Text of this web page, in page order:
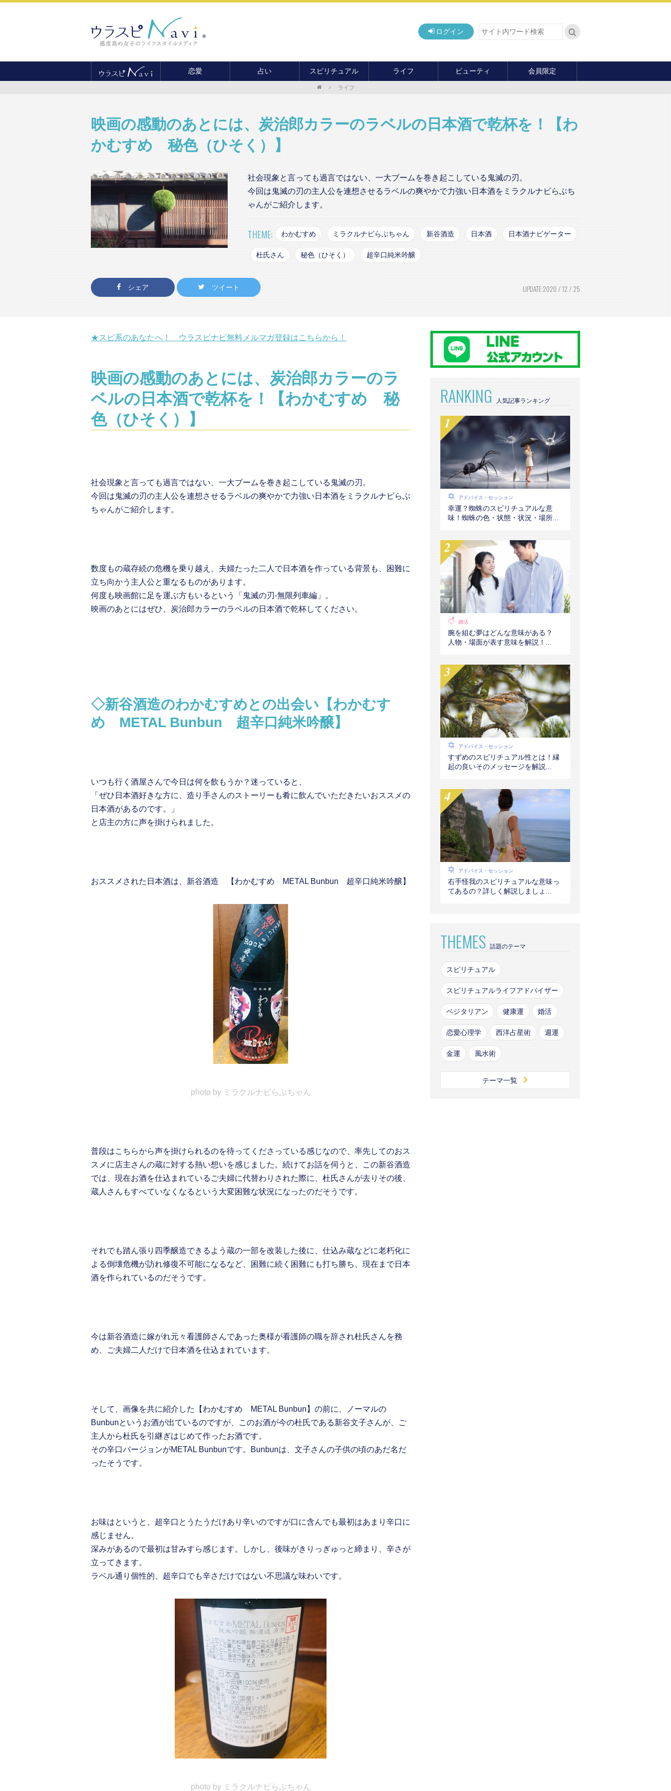
ログイン
恋愛
結婚
セックス
離婚・不倫
占い
カード占い
おもしろ占い
運命・予言
メール占い
スピリチュアル
開運
パワースポット
オカルト
ライフ
癒し
ビューティ
ファッション
マナー・教養
会員限定
ライフ
映画の感動のあとには、炭治郎カラーのラベルの日本酒で乾杯を！【わ
かむすめ 秘色（ひそく）】
社会現象と言っても過言ではない、一大ブームを巻き起こしている鬼滅の刃。
今回は鬼滅の刃の主人公を連想させるラベルの爽やかで力強い日本酒をミラクルナビらぶち
ゃんがご紹介します。
THEME: わかむすめ ミラクルナビらぶちゃん 新谷酒造 日本酒 日本酒ナビゲーター
杜氏さん 秘色（ひそく） 超辛口純米吟醸
シェア ツイート UPDATE:2020 / 12 / 25
★スピ系のあなたへ！ ウラスピナビ無料メルマガ登録はこちらから！
映画の感動のあとには、炭治郎カラーのラ
ベルの日本酒で乾杯を！【わかむすめ 秘
色（ひそく）】
社会現象と言っても過言ではない、一大ブームを巻き起こしている鬼滅の刃。
今回は鬼滅の刃の主人公を連想させるラベルの爽やかで力強い日本酒をミラクルナビらぶ
ちゃんがご紹介します。
数度もの蔵存続の危機を乗り越え、夫婦たった二人で日本酒を作っている背景も、困難に
立ち向かう主人公と重なるものがあります。
何度も映画館に足を運ぶ方もいるという「鬼滅の刃-無限列車編」。
映画のあとにはぜひ、炭治郎カラーのラベルの日本酒で乾杯してください。
◇新谷酒造のわかむすめとの出会い【わかむす
め METAL Bunbun 超辛口純米吟醸】
いつも行く酒屋さんで今日は何を飲もうか？迷っていると、
「ぜひ日本酒好きな方に、造り手さんのストーリーも肴に飲んでいただきたいおススメの
日本酒があるのです。」
と店主の方に声を掛けられました。
おススメされた日本酒は、新谷酒造 【わかむすめ METAL Bunbun 超辛口純米吟醸】
photo by ミラクルナビらぶちゃん
普段はこちらから声を掛けられるのを待ってくださっている感じなので、率先してのおス
スメに店主さんの蔵に対する熱い想いを感じました。続けてお話を伺うと、この新谷酒造
では、現在お酒を仕込まれているご夫婦に代替わりされた際に、杜氏さんが去りその後、
蔵人さんもすべていなくなるという大変困難な状況になったのだそうです。
それでも踏ん張り四季醸造できるよう蔵の一部を改装した後に、仕込み蔵などに老朽化に
よる倒壊危機が訪れ修復不可能になるなど、困難に続く困難にも打ち勝ち、現在まで日本
酒を作られているのだそうです。
今は新谷酒造に嫁がれ元々看護師さんであった奥様が看護師の職を辞され杜氏さんを務
め、ご夫婦二人だけで日本酒を仕込まれています。
そして、画像を共に紹介した【わかむすめ METAL Bunbun】の前に、ノーマルの
Bunbunというお酒が出ているのですが、このお酒が今の杜氏である新谷文子さんが、ご
主人から杜氏を引継ぎはじめて作ったお酒です。
その辛口バージョンがMETAL Bunbunです。Bunbunは、文子さんの子供の頃のあだ名だ
ったそうです。
お味はというと、超辛口とうたうだけあり辛いのですが口に含んでも最初はあまり辛口に
感じません。
深みがあるので最初は甘みすら感じます。しかし、後味がきりっぎゅっと締まり、辛さが
立ってきます。
ラベル通り個性的、超辛口でも辛さだけではない不思議な味わいです。
photo by ミラクルナビらぶちゃん
RANKING
アドバイス・セッション
幸運？蜘蛛のスピリチュアルな意
味！蜘蛛の色・状態・状況・場所...
婚活
腕を組む夢はどんな意味がある？
人物・場面が表す意味を解説！...
アドバイス・セッション
すずめのスピリチュアル性とは！縁
起の良いそのメッセージを解説...
アドバイス・セッション
右手怪我のスピリチュアルな意味っ
てあるの？詳しく解説しましょ...
THEMES 話題のテーマ
スピリチュアル
スピリチュアルライフアドバイザー
ベジタリアン 健康運 婚活
恋愛心理学 西洋占星術 週運
金運 風水術
テーマ一覧